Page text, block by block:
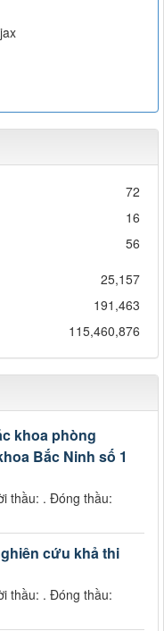
72
16
56
25,157
191,463
115,460,876
khoa phòng
Bắc Ninh số 1
thầu: . Đóng thầu:
cứu khả thi
thầu: . Đóng thầu: